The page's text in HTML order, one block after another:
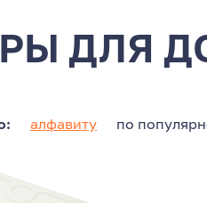
ДЛЯ
алфавиту по